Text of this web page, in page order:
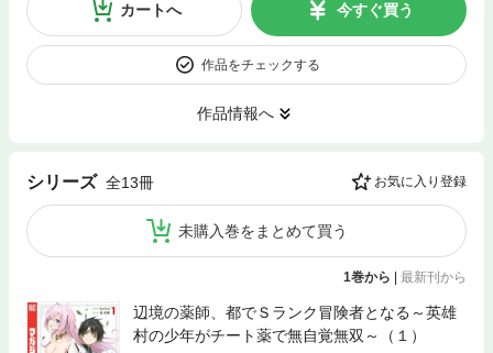
カートへ 今すぐ買う
作品をチェックする
作品情報へ
シリーズ 全13冊 お気に入り登録
未購入巻をまとめて買う
1巻から 最新刊から
辺境の薬師、都でＳランク冒険者となる～英雄
村の少年がチート薬で無自覚無双～（１）